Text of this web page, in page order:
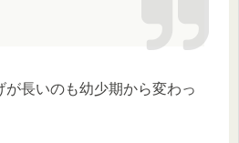
が長いのも幼少期から変わっ